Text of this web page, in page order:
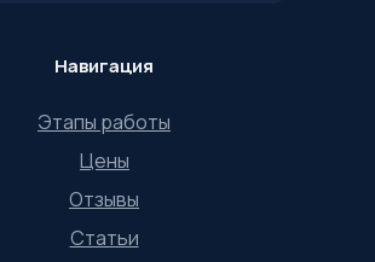
Отзывы
Цены
Статьи
Навигация
Этапы работы